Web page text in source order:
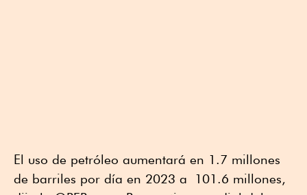
El uso de petróleo aumentará en 1.7 millones
de barriles por día en 2023 a 101.6 millones,